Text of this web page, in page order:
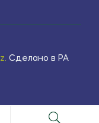
Сделано в РА